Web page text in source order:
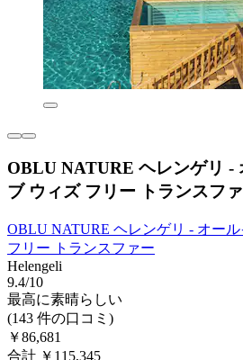
OBLU NATURE ヘレンゲリ -
ブ ウィズ フリー トランスフ
OBLU NATURE ヘレンゲリ - オー
フリー トランスファー
Helengeli
9.4/10
最高に素晴らしい
(143 件の口コミ)
￥86,681
合計 ￥115,345